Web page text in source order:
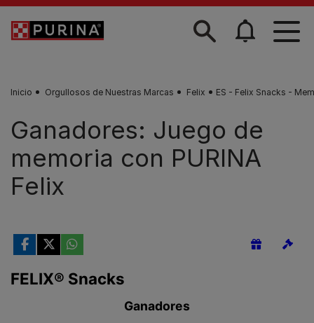
Skip to main content
Inicio Orgullosos de Nuestras Marcas Felix ES - Felix Snacks -
Ganadores: Juego de
memoria con PURINA
Felix